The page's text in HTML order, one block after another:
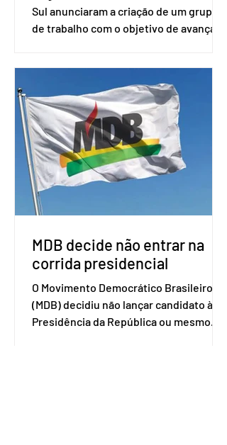
Sul anunciaram a criação de um grupo
de trabalho com o objetivo de avançar
Uruguai, além de outros países
associados. “Decidimos criar um grupo
de trabalho que vai identificar
sensibilidades dos dois lados e evitar
que elas sejam um empecilho para a
retomada das negociações de um
acordo do Mercosul com a Coreia”,
disse o presiden
MDB decide não entrar na
corrida presidencial
O Movimento Democrático Brasileiro
(MDB) decidiu não lançar candidato à
Presidência da República ou mesmo